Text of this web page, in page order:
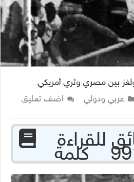
بين مصري وثري أمريكي
عربي ودولي
اضف تعليق